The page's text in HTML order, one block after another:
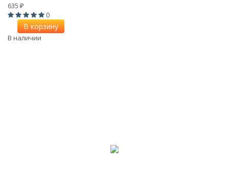
635 ₽
0
В корзину
В наличии